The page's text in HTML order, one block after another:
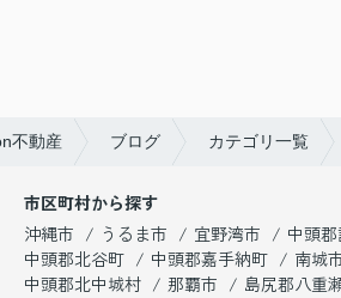
不動産 ブログ カテゴリ一覧
市区町村から探す
沖縄市
うるま市 宜野湾市
中頭
中頭郡北谷町
中頭郡嘉手納町
南城
中頭郡北中城村
那覇市
島尻郡八重